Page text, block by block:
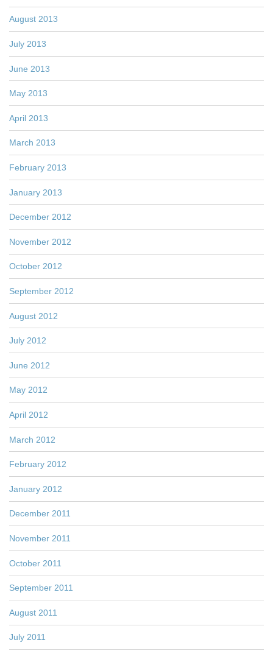
August 2013
July 2013
June 2013
May 2013
April 2013
March 2013
February 2013
January 2013
December 2012
November 2012
October 2012
September 2012
August 2012
July 2012
June 2012
May 2012
April 2012
March 2012
February 2012
January 2012
December 2011
November 2011
October 2011
September 2011
August 2011
July 2011